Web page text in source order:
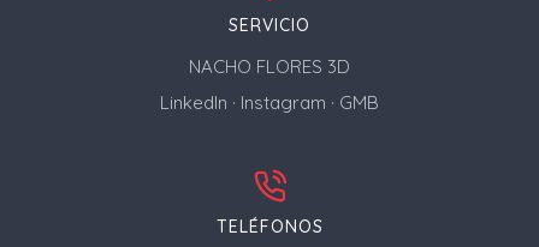
SERVICIO
NACHO FLORES 3D
LinkedIn · Instagram · GMB
TELÉFONOS